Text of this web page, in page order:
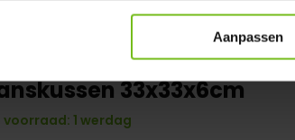
Aanpassen
33x33x6cm
voorraad: 1 werdag